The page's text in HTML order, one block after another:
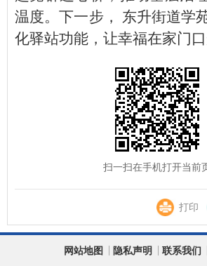
温度。下一步， 东升街道学
化驿站功能，让幸福在家门口
扫一扫在手机打开当前
打印
网站地图 隐私声明 联系我们